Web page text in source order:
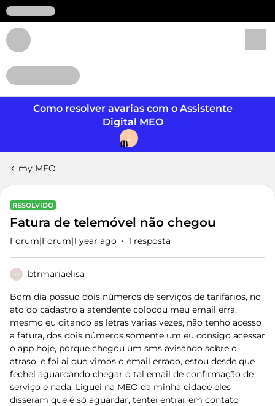
Como resolver avarias com o Assistente
Digital MEO
J
my MEO
RESOLVIDO
Fatura de telemóvel não chegou
Forum|Forum|1 year ago 1 resposta
B btrmariaelisa
Bom dia possuo dois números de serviços de tarifários, no
ato do cadastro a atendente colocou meu email erra,
mesmo eu ditando as letras varias vezes, não tenho acesso
a fatura, dos dois números somente um eu consigo acessar
o app hoje, porque chegou um sms avisando sobre o
atraso, e foi ai que vimos o email errado, estou desde que
fechei aguardando chegar o tal email de confirmação de
serviço e nada. Liguei na MEO da minha cidade eles
disseram que é só aguardar, tentei entrar em contato